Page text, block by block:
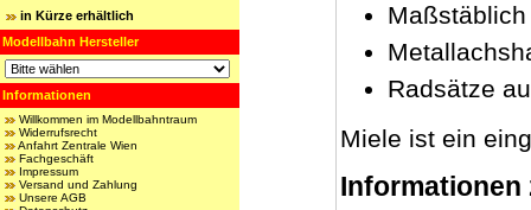
in Kürze erhältlich
Modellbahn Hersteller
Informationen
Willkommen im Modellbahntraum
Widerrufsrecht
Anfahrt Zentrale Wien
Fachgeschäft
Impressum
Versand und Zahlung
Unsere AGB
Radsätze
Miele ist ein
Informationen